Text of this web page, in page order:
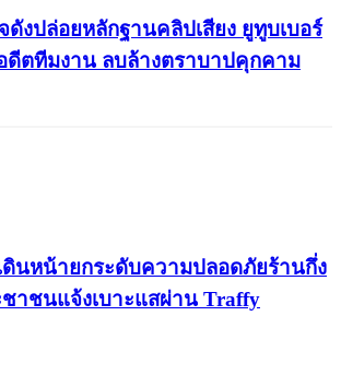
ดังปล่อยหลักฐานคลิปเสียง ยูทูบเบอร์
ดีตทีมงาน ลบล้างตราบาปคุกคาม
ดินหน้ายกระดับความปลอดภัยร้านกึ่ง
าชนแจ้งเบาะแสผ่าน Traffy